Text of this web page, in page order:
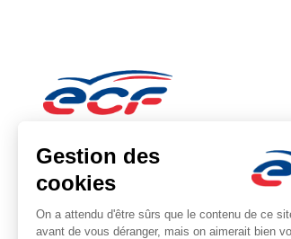
Note : 4.9/5
Moyenne calculée sur 15 avis